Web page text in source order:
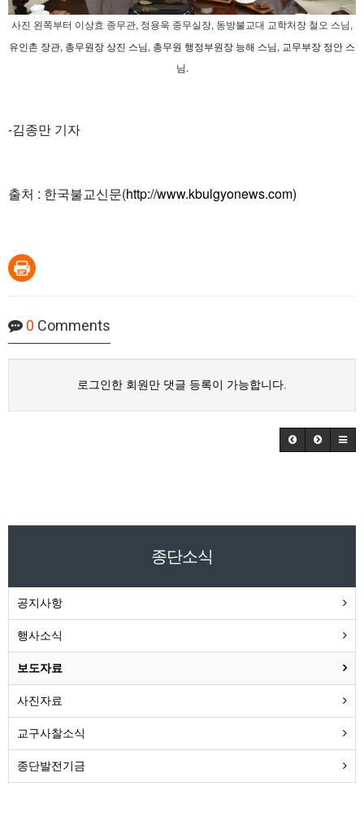
사진 왼쪽부터 이상효 종무관, 정용욱 종무실장, 동방불교대 교학처장 철오 스님,
유인촌 장관, 총무원장 상진 스님, 총무원 행정부원장 능해 스님, 교무부장 정안 스
님.
-김종만 기자
출처 : 한국불교신문(http://www.kbulgyonews.com)
0 Comments
로그인한 회원만 댓글 등록이 가능합니다.
종단소식
공지사항
행사소식
보도자료
사진자료
교구사찰소식
종단발전기금